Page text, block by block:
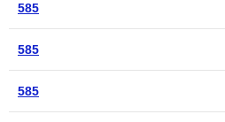
585
585
585